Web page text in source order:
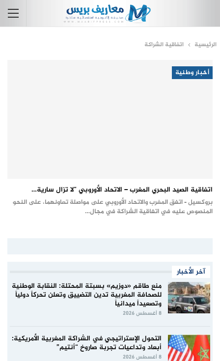
الرئيسية اتفاقية الشراكة
أخبار وطنية
اتفاقية الصيد البحري المغرب – الاتحاد الأوروبي “لا تزال سارية…
بروكسيل - اتفق المغرب والاتحاد الأوروبي على مواصلة تعاونهما، على النحو
المنصوص عليه في اتفاقية الشراكة في مجال…
آخر الأخبار
منع طاقم «دوزيم» بسبتة المحتلة: النقابة الوطنية
للصحافة المغربية تدين التضييق وتعلن تحركاً دولياً
وتصعيداً ميدانياً
8 أغسطس 2026
التحول الإستراتيجي في الشراكة المغربية الأمريكية:
أبعاد وتداعيات تجربة صاروخ “أنتيم”
8 أغسطس 2026